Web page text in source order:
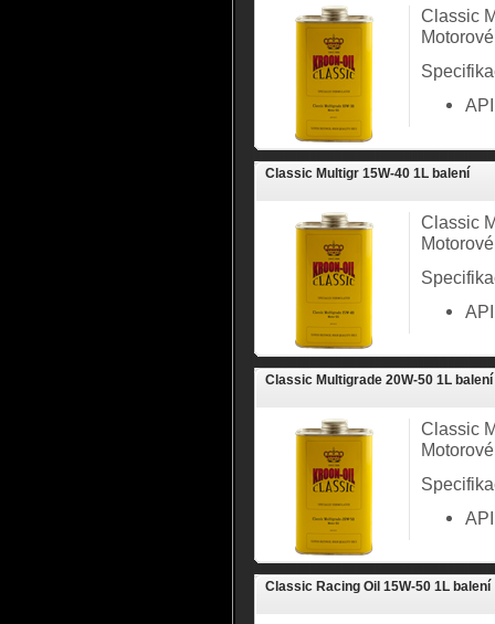
Classic
Classic Multigr 15W-40 1L balení
Classic
Classic Multigrade 20W-50 1L balení
Classic
Classic Racing Oil 15W-50 1L balení